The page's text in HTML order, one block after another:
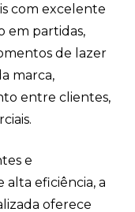
com excelente
em partidas,
de lazer
marca,
entre clientes,
e
eficiência, a
oferece